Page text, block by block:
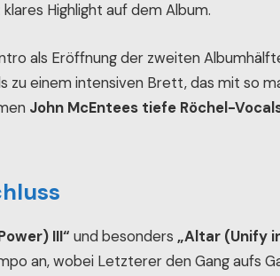
Highlight auf dem Album.
als Eröffnung der zweiten
zu einem intensiven Brett, das mit so
John McEntees tiefe Röchel-
III“ und besonders„Altar (Unify
an, wobei Letzterer den Gang aufs